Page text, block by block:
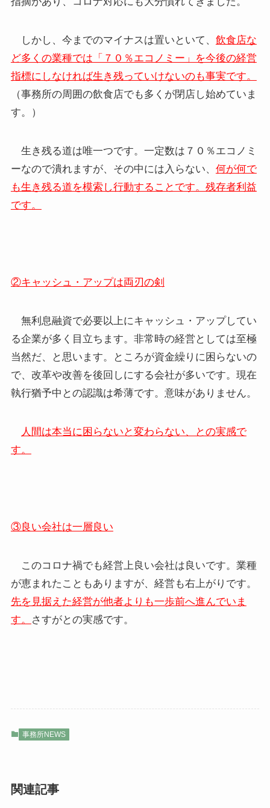
しかし、今までのマイナスは置いといて、 飲食店な
ど多くの業種では「７０％エコノミー」を今後の経営
指標にしなければ生き残っていけないのも事実です。
（事務所の周囲の飲食店でも多くが閉店し始めていま
す。）
生き残る道は唯一つです。一定数は７０％エコノミ
ーなので潰れますが、その中には入らない、 何が何で
も生き残る道を模索し行動することです。残存者利益
です。
②キャッシュ・アップは両刃の剣
無利息融資で必要以上にキャッシュ・アップしてい
る企業が多く目立ちます。非常時の経営としては至極
当然だ、と思います。ところが資金繰りに困らないの
で、改革や改善を後回しにする会社が多いです。現在
執行猶予中との認識は希薄です。意味がありません。
人間は本当に困らないと変わらない、との実感で
す。
③良い会社は一層良い
このコロナ禍でも経営上良い会社は良いです。業種
が恵まれたこともありますが、経営も右上がりです。
先を見据えた経営が他者よりも一歩前へ進んでいま
す。
さすがとの実感です。
事務所NEWS
関連記事